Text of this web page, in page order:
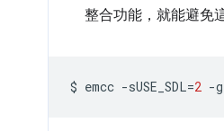
整合功能，就能避免
$ emcc -sUSE_SDL=2 -g